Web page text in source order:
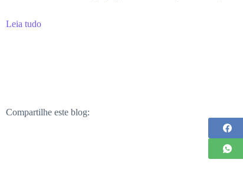
Leia tudo
Compartilhe este blog: